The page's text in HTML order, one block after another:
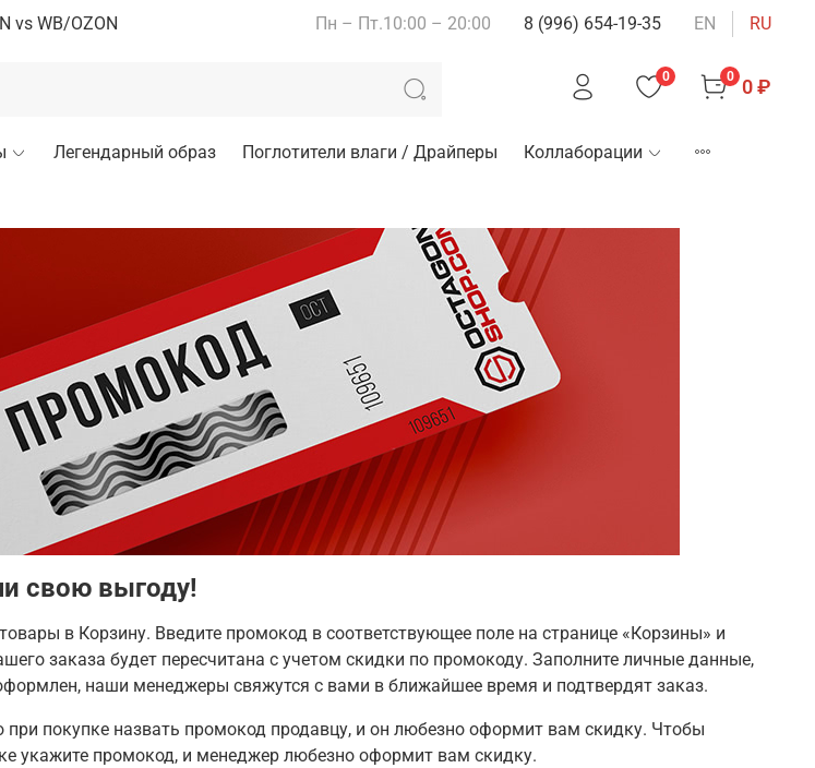
vs WB/OZON Пн – Пт.10:00 – 20:00 8 (996) 654-19-35 EN RU
0 0 0 ₽
Легендарный образ Поглотители влаги / Драйперы Коллаборации
свою выгоду!
в Корзину. Введите промокод в соответствующее поле на странице «Корзины» и
заказа будет пересчитана с учетом скидки по промокоду. Заполните личные данные,
наши менеджеры свяжутся с вами в ближайшее время и подтвердят заказ.
при покупке назвать промокод продавцу, и он любезно оформит вам скидку. Чтобы
укажите промокод, и менеджер любезно оформит вам скидку.